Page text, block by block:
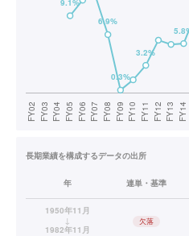
長期業績を構成するデータの出所
年 連単・基準
1950年11月
↓
1982年11月
欠落